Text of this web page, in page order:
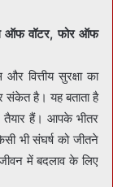
ऑफ वॉटर, फोर ऑफ
वित्तीय सुरक्षा का
संकेत है। यह बताता है
तैयार हैं। आपके भीतर
भी संघर्ष को जीतने
में बदलाव के लिए